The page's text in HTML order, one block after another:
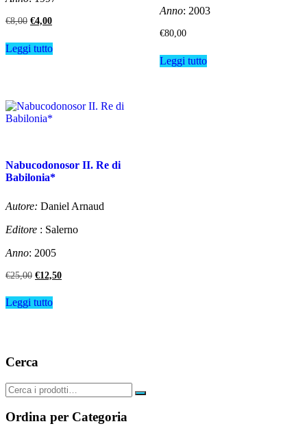
€8,00 Il
originale
era:
€4,00Il
attuale
è:
Leggi tutto
Anno: 2003
€80,00
Leggi tutto
Nabucodonosor II. Re di
Babilonia*
Autore: Daniel Arnaud
Editore : Salerno
Anno: 2005
€25,00 Il
originale
era:
€12,50Il
Leggi tutto
Cerca
Ordina per Categoria